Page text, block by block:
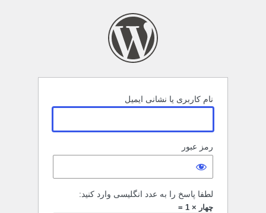
نام کاربری یا نشانی ایمیل
رمز عبور
لطفا پاسخ را به عدد انگلیسی وارد کنید:
چهار × 1 =